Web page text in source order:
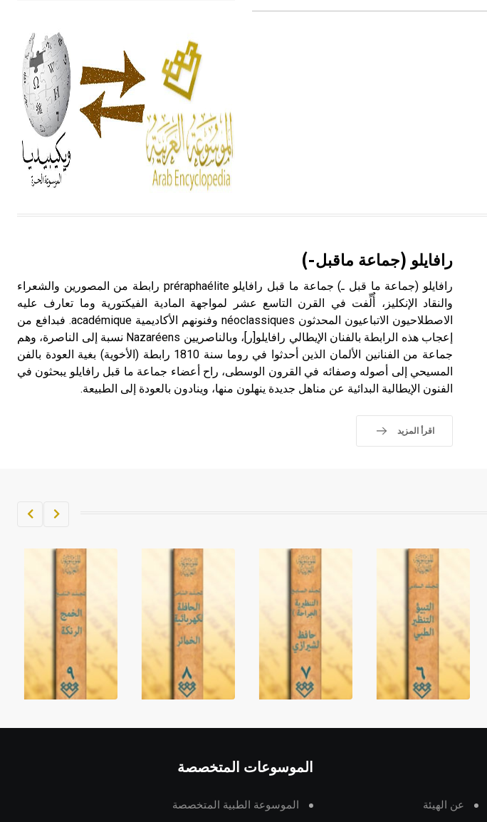
أربعة مؤلفات هي: الحكم، الأدلة، تنظيم
التغذية، ورسالته في جروح الرأس.
ويعود له الفضل بأنه حرر الطب من
الدين والفلسفة.
- هل تعلم أن المرجان إفراز حيواني
يتكون في البحر ويتركب من مادة
كربونات الكلسيوم، وهو أحمر أو شديد
الحمرة وهو أجود أنواعه، ويمتاز بكبر
الحجم ويسمى الش
الإنكليزية أب
- هل تعلم أن أبجر Abgar اسم معروف
جيداً يعود إلى عدد من الملوك الذين
حكموا مدينة إديسا (الرها) من أبجر الأول
وحتى التاسع، وهم ينتسبون إلى أسرة
أوسروين
رافايلو (جماعة ماقبل-)
رافايلو (جماعة ما قبل ـ) جماعة ما قبل رافايلو préraphaélite رابطة من المصورين والشعراء
والنقاد الإنكليز، أُلِّفت في القرن التاسع عشر لمواجهة المادية الفيكتورية وما تعارف عليه
الاصطلاحيون الاتباعيون المحدثون néoclassiques وفنونهم الأكاديمية académique. فبدافع من
إعجاب هذه الرابطة بالفنان الإيطالي رافايلو[ر]، وبالناصريين Nazaréens نسبة إلى الناصرة، وهم
جماعة من الفنانين الألمان الذين أحدثوا في روما سنة 1810 رابطة (الأخوية) بغية العودة بالفن
المسيحي إلى أصوله وصفائه في القرون الوسطى، راح أعضاء جماعة ما قبل رافايلو يبحثون في
الفنون الإيطالية البدائية عن مناهل جديدة ينهلون منها، وينادون بالعودة إلى الطبيعة.
اقرأ المزيد
عن الهيئة
الموسوعات المتخصصة
الموسوعة الطبية المتخصصة